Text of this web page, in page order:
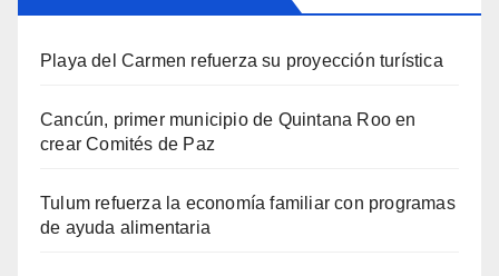
Playa del Carmen refuerza su proyección turística
Cancún, primer municipio de Quintana Roo en
crear Comités de Paz
Tulum refuerza la economía familiar con programas
de ayuda alimentaria